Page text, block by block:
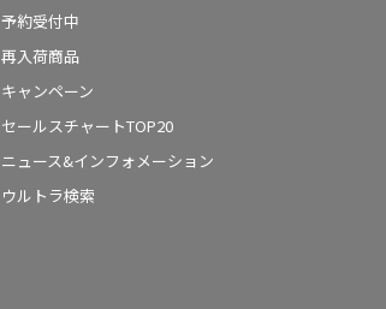
予約受付中
再入荷商品
キャンペーン
セールスチャートTOP20
ニュース&インフォメーション
ウルトラ検索